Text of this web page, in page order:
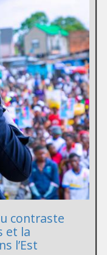
contraste
et la
l’Est